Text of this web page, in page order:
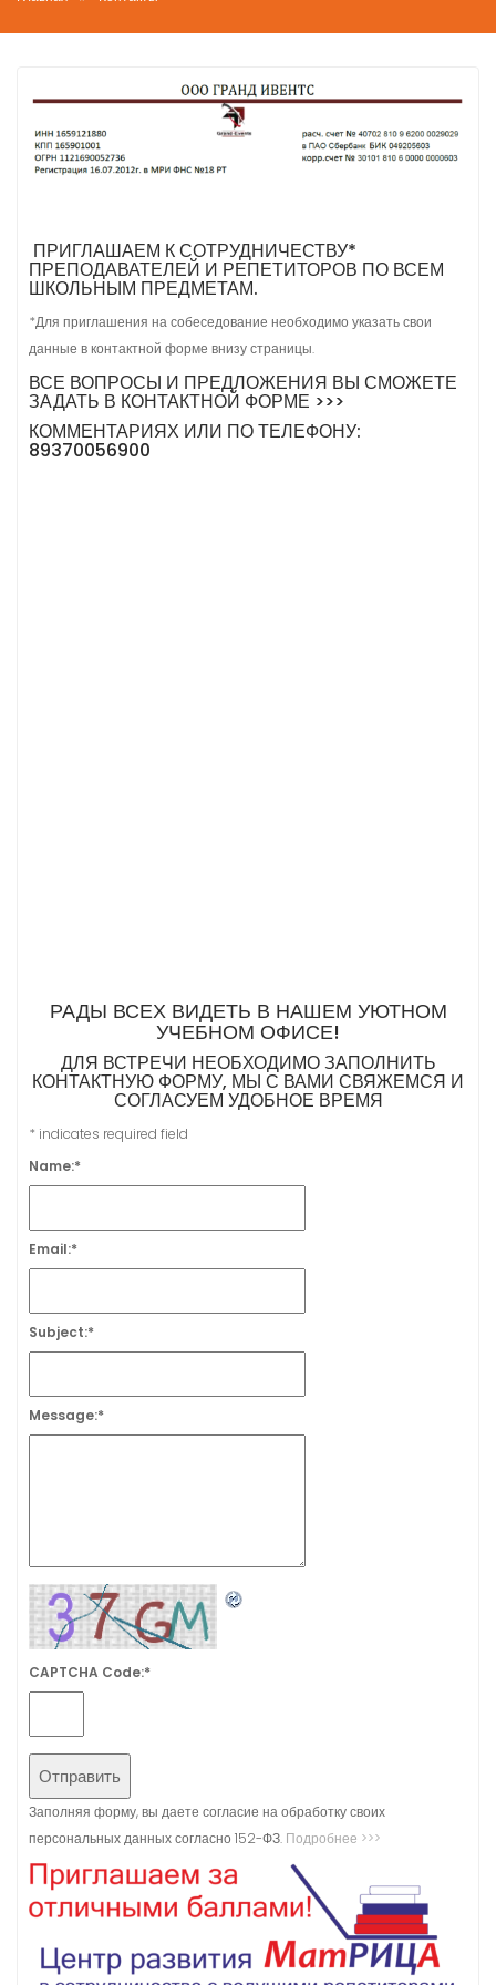
ПРИГЛАШАЕМ К СОТРУДНИЧЕСТВУ*
ПРЕПОДАВАТЕЛЕЙ И РЕПЕТИТОРОВ ПО ВСЕМ
ШКОЛЬНЫМ ПРЕДМЕТАМ.
*Для приглашения на собеседование необходимо указать свои
данные в контактной форме внизу страницы.
ВСЕ ВОПРОСЫ И ПРЕДЛОЖЕНИЯ ВЫ СМОЖЕТЕ
ЗАДАТЬ В КОНТАКТНОЙ ФОРМЕ >>>
КОММЕНТАРИЯХ ИЛИ ПО ТЕЛЕФОНУ:
89370056900
РАДЫ ВСЕХ ВИДЕТЬ В НАШЕМ УЮТНОМ
УЧЕБНОМ ОФИСЕ!
ДЛЯ ВСТРЕЧИ НЕОБХОДИМО ЗАПОЛНИТЬ
КОНТАКТНУЮ ФОРМУ, МЫ С ВАМИ СВЯЖЕМСЯ И
СОГЛАСУЕМ УДОБНОЕ ВРЕМЯ
* indicates required field
Name:*
Email:*
Subject:*
Message:*
CAPTCHA Code:*
Заполняя форму, вы даете согласие на обработку своих
персональных данных согласно 152-ФЗ. Подробнее >>>